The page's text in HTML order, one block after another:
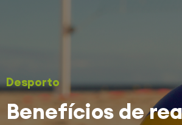
Desporto
Benefícios de